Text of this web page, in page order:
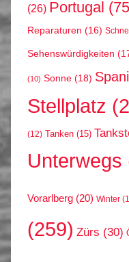
(26) Portugal
Reparaturen (16)
Sehenswürdigkeiten
(10) Sonne (18)
Stellplatz
(12) Tanken (15)
Unterwegs
Vorarlberg (20) Winter
(259) Zürs (30)